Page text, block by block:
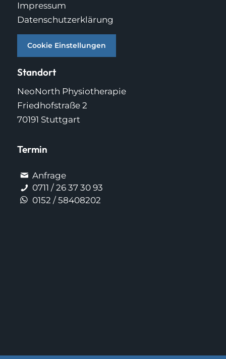
Impressum
Datenschutzerklärung
Cookie Einstellungen
Standort
NeoNorth Physiotherapie
Friedhofstraße 2
70191 Stuttgart
Termin
Anfrage
0711 / 26 37 30 93
0152 / 58408202